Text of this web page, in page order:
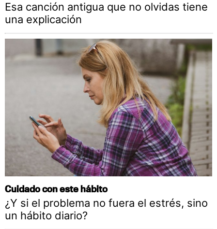
Esa canción antigua que no olvidas tiene
una explicación
Cuidado con este hábito
¿Y si el problema no fuera el estrés, sino
un hábito diario?